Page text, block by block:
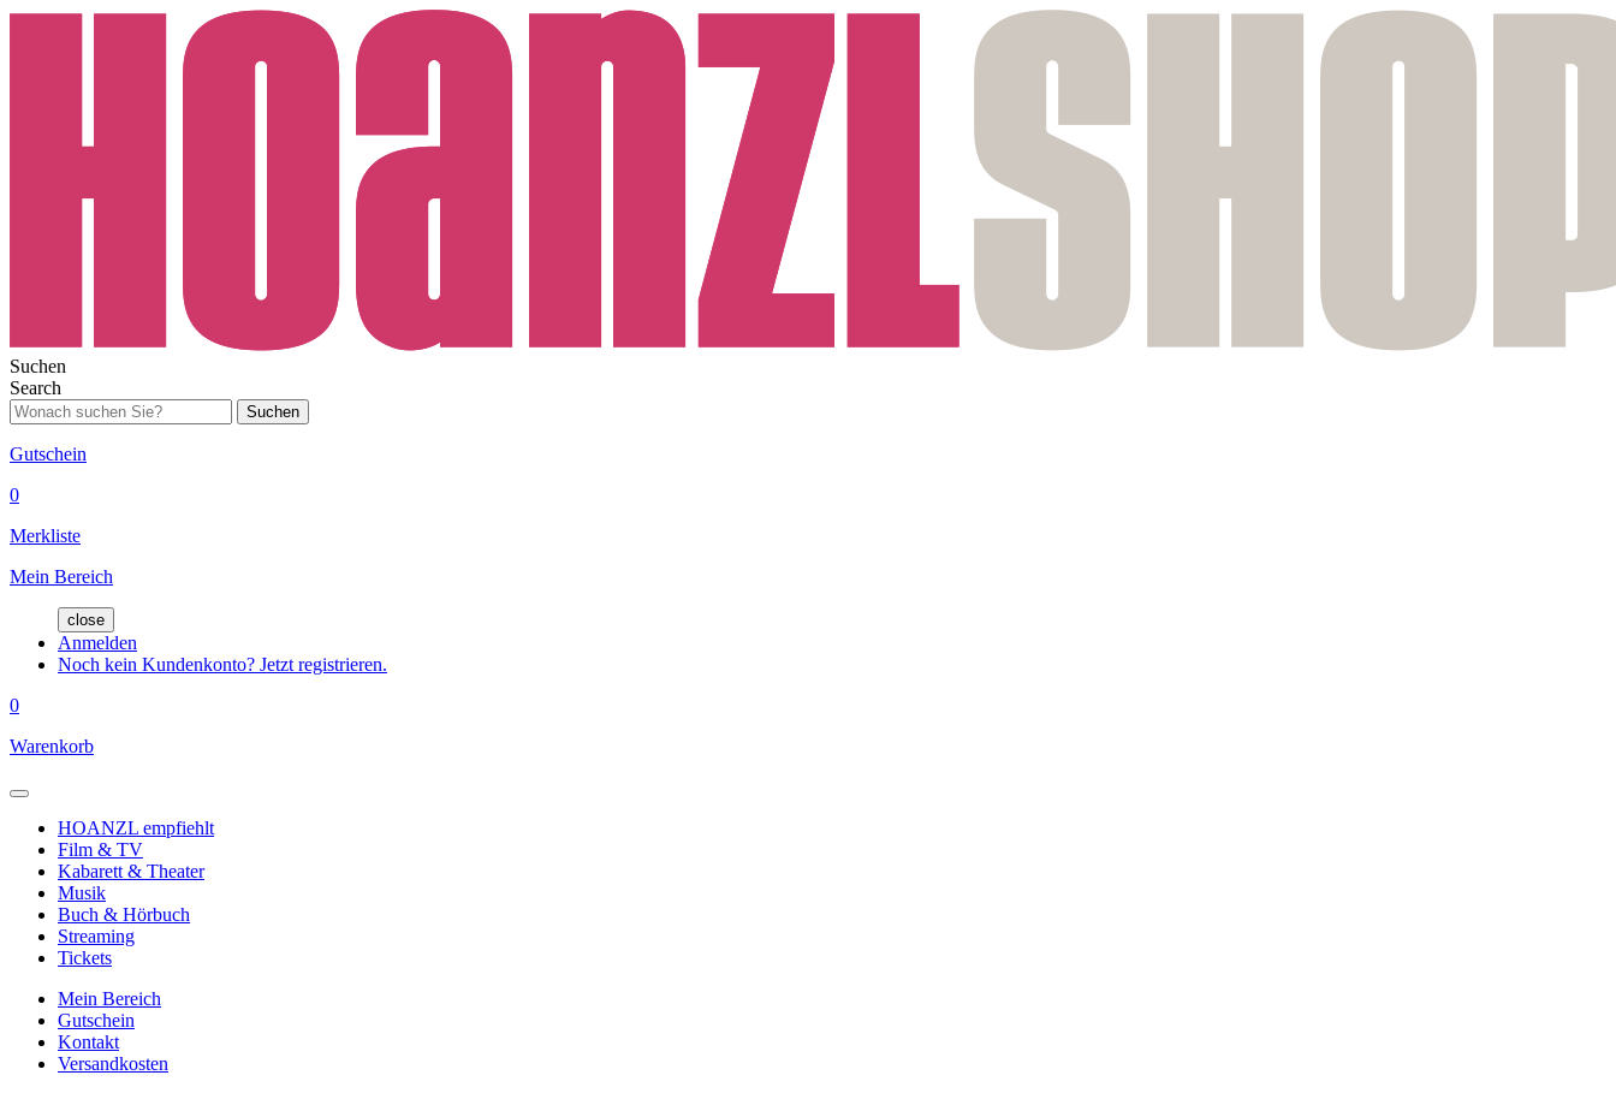
Suchen
Search
Suchen
Gutschein
0
Merkliste
Mein Bereich
close
Anmelden
Noch kein Kundenkonto? Jetzt registrieren.
0
Warenkorb
HOANZL empfiehlt
Film & TV
Kabarett & Theater
Musik
Buch & Hörbuch
Streaming
Tickets
Mein Bereich
Gutschein
Kontakt
Versandkosten